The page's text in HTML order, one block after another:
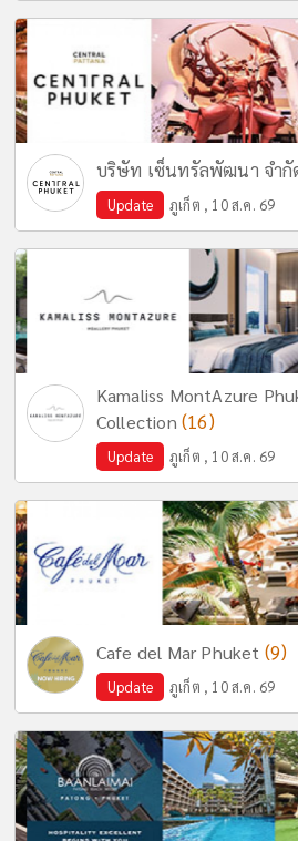
บริษัท เซ็นทรัลพัฒนา จำ
Update ภูเก็ต , 10 ส.ค. 69
Kamaliss MontAzure
Collection (16)
Update ภูเก็ต , 10 ส.ค. 69
Cafe del Mar Phuket (9)
Update ภูเก็ต , 10 ส.ค. 69